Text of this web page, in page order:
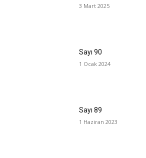
3 Mart 2025
Sayı 90
1 Ocak 2024
Sayı 89
1 Haziran 2023